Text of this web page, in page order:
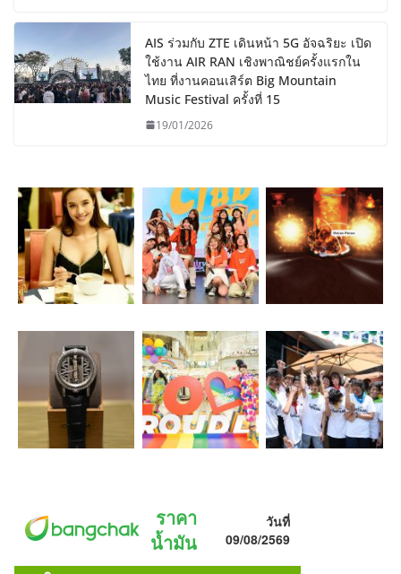
AIS ร่วมกับ ZTE เดินหน้า 5G อัจฉริยะ เปิด
ใช้งาน AIR RAN เชิงพาณิชย์ครั้งแรกใน
ไทย ที่งานคอนเสิร์ต Big Mountain
Music Festival ครั้งที่ 15
19/01/2026